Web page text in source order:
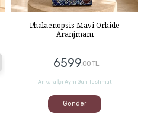
Phalaenopsis Mavi Orkide
Aranjmanı
6599,00 TL
Ankara İçi Aynı Gün Teslimat
Gönder